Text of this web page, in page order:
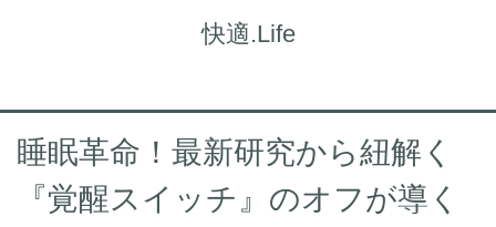
快適.Life
睡眠革命！最新研究から紐解く
『覚醒スイッチ』のオフが導く